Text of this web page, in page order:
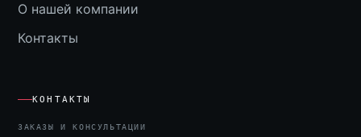
О нашей компании
Контакты
КОНТАКТЫ
ЗАКАЗЫ И КОНСУЛЬТАЦИИ